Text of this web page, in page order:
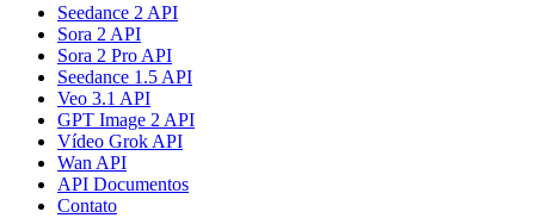
Seedance 2 API
Sora 2 API
Sora 2 Pro API
Seedance 1.5 API
Veo 3.1 API
GPT Image 2 API
Vídeo Grok API
Wan API
API Documentos
Contato